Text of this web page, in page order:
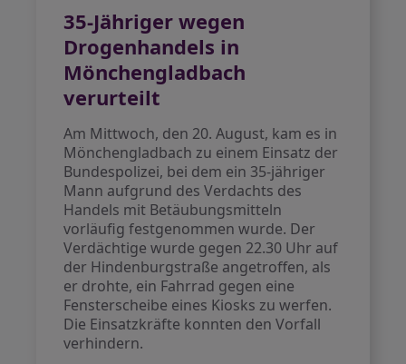
35-Jähriger wegen
Drogenhandels in
Mönchengladbach
verurteilt
Am Mittwoch, den 20. August, kam es in
Mönchengladbach zu einem Einsatz der
Bundespolizei, bei dem ein 35-jähriger
Mann aufgrund des Verdachts des
Handels mit Betäubungsmitteln
vorläufig festgenommen wurde. Der
Verdächtige wurde gegen 22.30 Uhr auf
der Hindenburgstraße angetroffen, als
er drohte, ein Fahrrad gegen eine
Fensterscheibe eines Kiosks zu werfen.
Die Einsatzkräfte konnten den Vorfall
verhindern.